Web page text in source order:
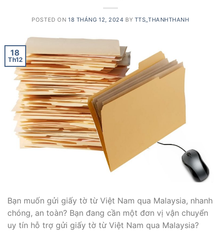
POSTED ON 18 THÁNG 12, 2024 BY TTS_THANHTHANH
18
Th12
Bạn muốn gửi giấy tờ từ Việt Nam qua Malaysia, nhanh
chóng, an toàn? Bạn đang cần một đơn vị vận chuyển
uy tín hỗ trợ gửi giấy tờ từ Việt Nam qua Malaysia?